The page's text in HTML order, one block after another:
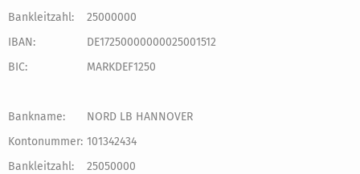
Bankleitzahl:
25000000
IBAN:
DE17250000000025001512
BIC:
MARKDEF1250
Bankname:
NORD LB HANNOVER
Kontonummer: 101342434
Bankleitzahl:
25050000